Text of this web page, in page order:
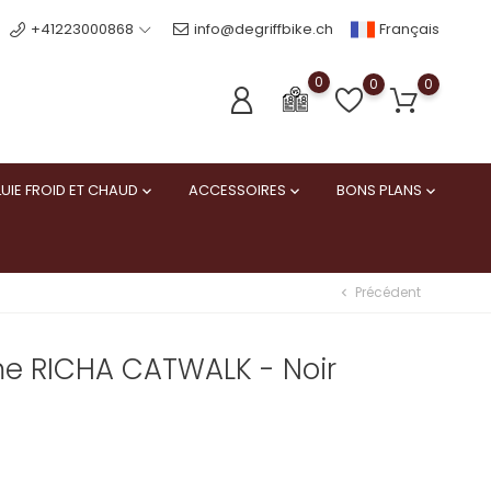
+41223000868 info@degriffbike.ch Français
0 0 0
FROID ET CHAUD  ACCESSOIRES  BONS PLANS 
chevron_left Précédent
CATWALK - Noir